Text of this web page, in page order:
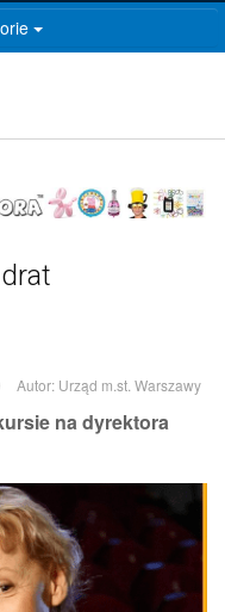
Autor: Urząd m.st. Warszawy
na dyrektora